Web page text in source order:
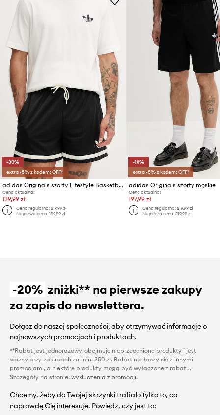
-30%
extra -5% z kodem: OFF*
adidas Originals szorty Lifestyle Basketball
Cena aktualna:
139,99 zł
Cena regularna:219,99 zł
Najniższa cena:199,99 zł
-10%
extra -5% z kodem: OFF*
adidas Originals szorty męskie
Cena aktualna:
197,99 zł
Cena regularna:219,99 zł
Najniższa cena:219,99 zł
-20% zniżki** na pierwsze zakupy
za zapis do newslettera.
Dołącz do naszej społeczności, aby otrzymywać informacje o
najnowszych promocjach i produktach.
**Rabat jest jednorazowy, obejmuje nieprzecenione produkty i jest
ważny przy zakupach za min. 350 zł. Rabat nie łączy się z innymi
promocjami, a niektóre produkty mogą być wyłączone z rabatu.
Szczegóły na stronie: wykluczenia z promocji.
Chcemy, żeby do Twojej skrzynki trafiało tylko to, co
naprawdę Cię interesuje. Powiedz, czy jest to: